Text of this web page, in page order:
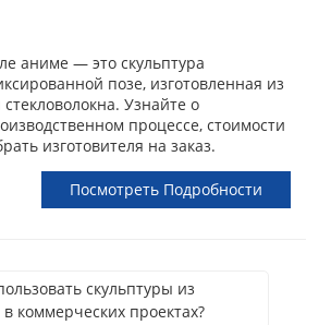
аниме — это скульптура
позе, изготовленная из
Узнайте о
процессе, стоимости
изготовителя на заказ.
Посмотреть Подробности